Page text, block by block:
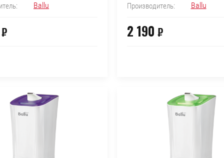
Ballu
₽
Производитель: Ballu
2 190 ₽